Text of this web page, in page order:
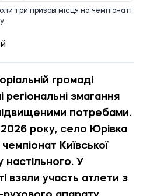
три призові місця на чемпіонаті
громаді
змагання
потребами.
року, село Юрівка
Київської
настільного. У
взяли участь атлети з